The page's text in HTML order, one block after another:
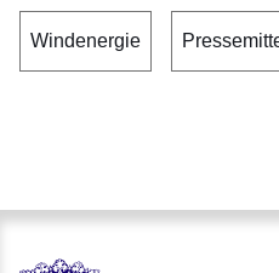
Windenergie